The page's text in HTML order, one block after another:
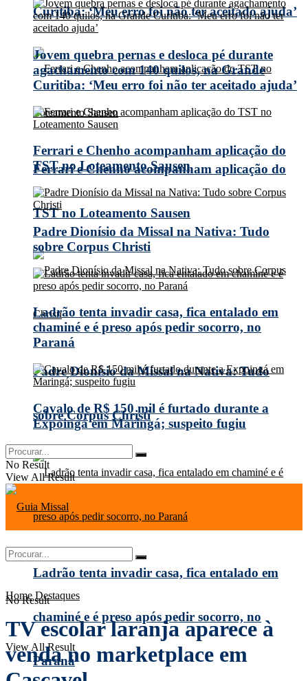
Curitiba: ‘Meu erro foi não ter aceitado ajuda’
Ferrari e Chenho acompanham aplicação do
TST no Loteamento Sausen
Padre Dionísio da Missal na Nativa: Tudo
sobre Corpus Christi
Ladrão tenta invadir casa, fica entalado em
chaminé e é preso após pedir socorro, no
Paraná
Jovem quebra pernas e desloca pé durante
agachamento com 140 quilos, na Grande
Curitiba: ‘Meu erro foi não ter aceitado ajuda’
Ferrari e Chenho acompanham aplicação do
TST no Loteamento Sausen
Padre Dionísio da Missal na Nativa: Tudo
sobre Corpus Christi
Ladrão tenta invadir casa, fica entalado em
chaminé e é preso após pedir socorro, no
Paraná
Cavalo de R$ 150 mil é furtado durante a
Expoingá em Maringá; suspeito fugiu
No Result
View All Result
No Result
View All Result
Home Destaques
TV escolar laranja aparece à
venda no marketplace em